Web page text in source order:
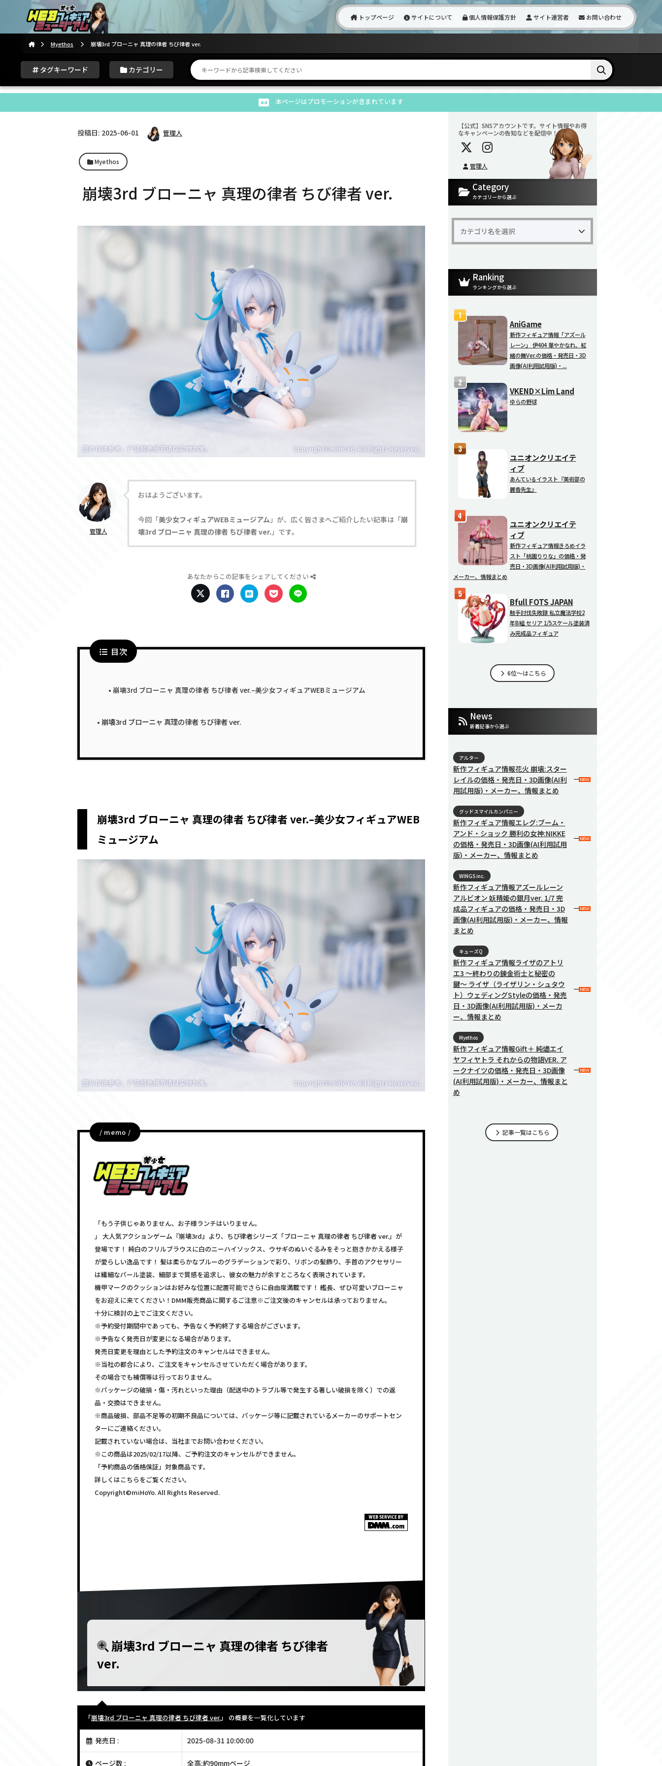
トップページ サイトについて 個人情報保護方針 サイト運営者 お問い合わせ
Myethos 崩壊3rd ブローニャ 真理の律者 ちび律者 ver.
タグキーワード カテゴリー
本ページはプロモーションが含まれています
投稿日: 2025-06-01 管理人
Myethos
崩壊3rd ブローニャ 真理の律者 ちび律者 ver.
管理人
おはようございます。
今回「美少女フィギュアWEBミュージアム 」が、広く皆さまへご紹介したい記事は「崩
壊3rd ブローニャ 真理の律者 ちび律者 ver. 」です。
あなたからこの記事をシェアしてください
目次
崩壊3rd ブローニャ 真理の律者 ちび律者 ver.–美少女フィギュアWEBミュージアム
崩壊3rd ブローニャ 真理の律者 ちび律者 ver.
崩壊3rd ブローニャ 真理の律者 ちび律者 ver.–美少女フィギュアWEB
ミュージアム
/ memo /
「もう子供じゃありません、お子様ランチはいりません。
」 大人気アクションゲーム『崩壊3rd』より、ちび律者シリーズ「ブローニャ 真理の律者 ちび律者 ver.」が
登場です！ 純白のフリルブラウスに白のニーハイソックス、ウサギのぬいぐるみをそっと抱きかかえる様子
が愛らしい逸品です！ 髪は柔らかなブルーのグラデーションで彩り、リボンの髪飾り、手首のアクセサリー
は繊細なパール塗装、細部まで質感を追求し、彼女の魅力が余すところなく表現されています。
機甲マークのクッションはお好みな位置に配置可能でさらに自由度満載です！ 艦長、ぜひ可愛いブローニャ
をお迎えに来てください！DMM販売商品に関するご注意※ご注文後のキャンセルは承っておりません。
十分に検討の上でご注文ください。
※予約受付期間中であっても、予告なく予約終了する場合がございます。
※予告なく発売日が変更になる場合があります。
発売日変更を理由とした予約注文のキャンセルはできません。
※当社の都合により、ご注文をキャンセルさせていただく場合があります。
その場合でも補償等は行っておりません。
※パッケージの破損・傷・汚れといった理由（配送中のトラブル等で発生する著しい破損を除く）での返
品・交換はできません。
※商品破損、部品不足等の初期不良品については、パッケージ等に記載されているメーカーのサポートセン
ターにご連絡ください。
記載されていない場合は、当社までお問い合わせください。
※この商品は2025/02/17以降、ご予約注文のキャンセルができません。
「予約商品の価格保証」対象商品です。
詳しくはこちらをご覧ください。
Copyright©miHoYo. All Rights Reserved.
崩壊3rd ブローニャ 真理の律者 ちび律者
ver.
「崩壊3rd ブローニャ 真理の律者 ちび律者 ver.」 の概要を一覧化しています
発売日 : 2025-08-31 10:00:00
ページ数 : 全高:約90mmページ
【公式】SNSアカウントです。サイト情報やお得
なキャンペーンの告知などを配信中！
管理人
Category
カテゴリーから選ぶ
Ranking
ランキングから選ぶ
AniGame
新作フィギュア情報「アズール
レーン」 伊404 華やかなれ、紅
緒の舞Ver.の価格・発売日・3D
画像(AI利用試用版)・...
VKEND×Lim Land
ゆらの野球
ユニオンクリエイテ
ィブ
あんているイラスト『美術部の
麗香先生』
ユニオンクリエイテ
ィブ
新作フィギュア情報きろめイラ
スト「桃園りりな」の価格・発
売日・3D画像(AI利用試用版)・
メーカー、情報まとめ
Bfull FOTS JAPAN
触手討伐失敗録 私立魔法学校2
年B組 セリア 1/5スケール塗装済
み完成品フィギュア
6位～はこちら
News
新着記事から選ぶ
アルター
新作フィギュア情報花火 崩壊:スター
レイルの価格・発売日・3D画像(AI利
用試用版)・メーカー、情報まとめ
グッドスマイルカンパニー
新作フィギュア情報エレグ:ブーム・
アンド・ショック 勝利の女神:NIKKE
の価格・発売日・3D画像(AI利用試用
版)・メーカー、情報まとめ
WINGS inc.
新作フィギュア情報アズールレーン
アルビオン 妖精姫の銀月ver. 1/7 完
成品フィギュアの価格・発売日・3D
画像(AI利用試用版)・メーカー、情報
まとめ
キューズQ
新作フィギュア情報ライザのアトリ
エ3 〜終わりの錬金術士と秘密の
鍵〜 ライザ（ライザリン・シュタウ
ト）ウェディングStyleの価格・発売
日・3D画像(AI利用試用版)・メーカ
ー、情報まとめ
Myethos
新作フィギュア情報Gift＋ 純燼エイ
ヤフィヤトラ それからの物語VER. ア
ークナイツの価格・発売日・3D画像
(AI利用試用版)・メーカー、情報まと
め
記事一覧はこちら